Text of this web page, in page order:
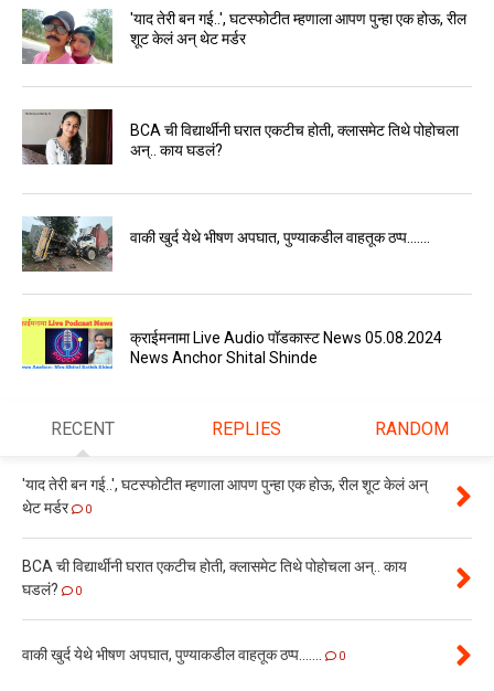
'याद तेरी बन गई..', घटस्फोटीत म्हणाला आपण पुन्हा एक होऊ, रील
शूट केलं अन् थेट मर्डर
BCA ची विद्यार्थीनी घरात एकटीच होती, क्लासमेट तिथे पोहोचला
अन्.. काय घडलं?
वाकी खुर्द येथे भीषण अपघात, पुण्याकडील वाहतूक ठप्प.......
क्राईमनामा Live Audio पॉडकास्ट News 05.08.2024
News Anchor Shital Shinde
RECENT REPLIES RANDOM
'याद तेरी बन गई..', घटस्फोटीत म्हणाला आपण पुन्हा एक होऊ, रील शूट केलं अन्
थेट मर्डर
0
BCA ची विद्यार्थीनी घरात एकटीच होती, क्लासमेट तिथे पोहोचला अन्.. काय
घडलं?
0
वाकी खुर्द येथे भीषण अपघात, पुण्याकडील वाहतूक ठप्प....... 0